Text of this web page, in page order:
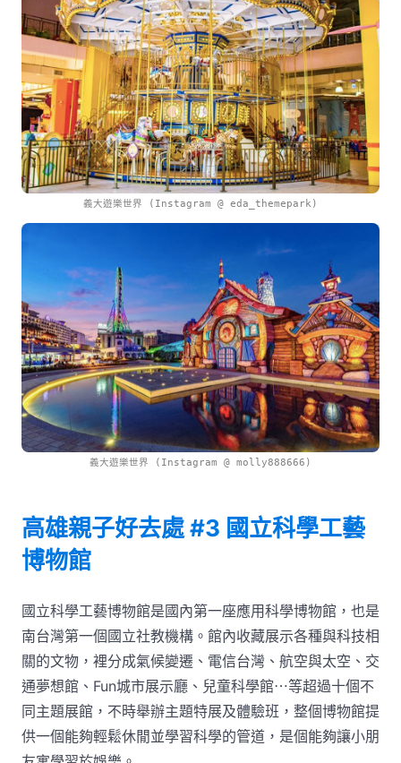
義大遊樂世界 (Instagram @ eda_themepark)
義大遊樂世界 (Instagram @ molly888666)
高雄親子好去處 #3 國立科學工藝
博物館
國立科學工藝博物館是國內第一座應用科學博物館，也是
南台灣第一個國立社教機構。館內收藏展示各種與科技相
關的文物，裡分成氣候變遷、電信台灣、航空與太空、交
通夢想館、Fun城市展示廳、兒童科學館⋯等超過十個不
同主題展館，不時舉辦主題特展及體驗班，整個博物館提
供一個能夠輕鬆休閒並學習科學的管道，是個能夠讓小朋